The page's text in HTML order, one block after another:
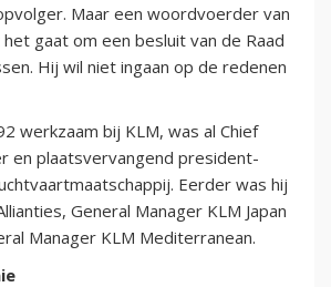
Maar een woordvoerder van
gaat om een besluit van de Raad
Hij wil niet ingaan op de redenen
werkzaam bij KLM, was al Chief
en plaatsvervangend president-
Eerder was hij
General Manager KLM Japan
Manager KLM Mediterranean.